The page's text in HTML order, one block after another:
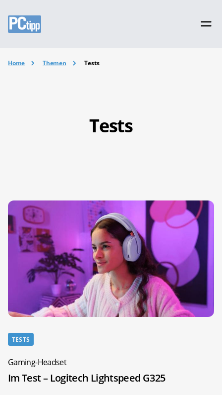
Home Themen Tests
Tests
TESTS
Gaming-Headset
Im Test – Logitech Lightspeed G325